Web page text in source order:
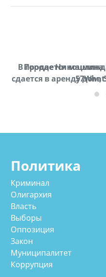
В городе
cдается в аренду дом,
Продается машина
Политика
Криминал
Олигархия
Власть
Выборы
Оппозиция
Закон
Муниципалитет
Коррупция